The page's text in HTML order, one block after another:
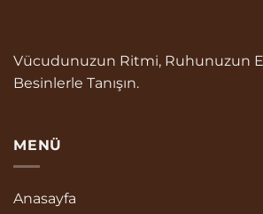
Vücudunuzun Ritmi, Ruhunuzun
Besinlerle Tanışın.
MENÜ
Anasayfa